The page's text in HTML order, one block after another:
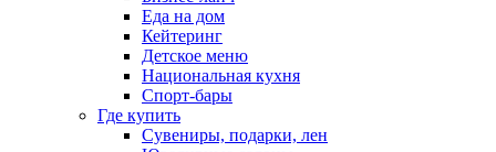
Еда на дом
Кейтеринг
Детское меню
Национальная кухня
Спорт-бары
Где купить
Сувениры, подарки, лен